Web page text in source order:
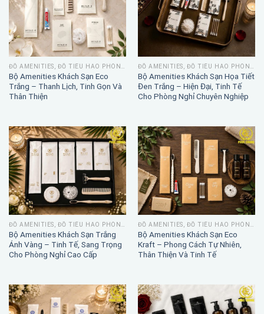
Bộ Amenities Khách Sạn Eco
Trắng – Thanh Lịch, Tinh Gọn Và
Thân Thiện
Bộ Amenities Khách Sạn Họa Tiết
Đen Trắng – Hiện Đại, Tinh Tế
Cho Phòng Nghỉ Chuyên Nghiệp
Bộ Amenities Khách Sạn Trắng
Ánh Vàng – Tinh Tế, Sang Trọng
Cho Phòng Nghỉ Cao Cấp
Bộ Amenities Khách Sạn Eco
Kraft – Phong Cách Tự Nhiên,
Thân Thiện Và Tinh Tế